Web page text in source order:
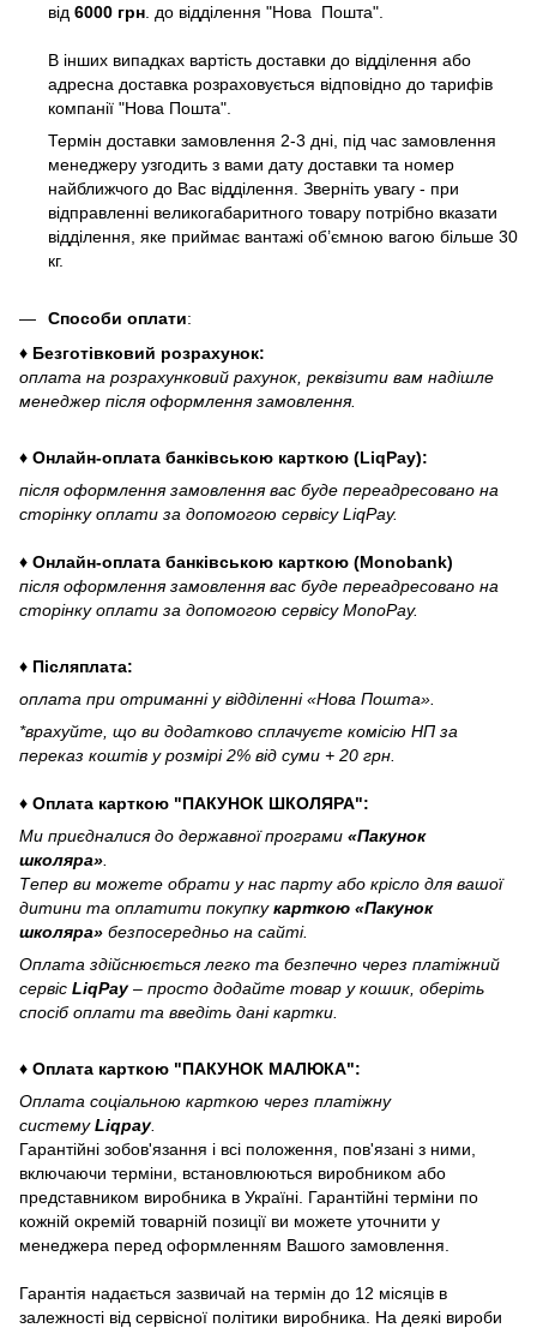
від 6000 грн . до відділення "Нова Пошта".
В інших випадках вартість доставки до відділення або
адресна доставка розраховується відповідно до тарифів
компанії "Нова Пошта".
Термін доставки замовлення 2-3 дні, під час замовлення
менеджеру узгодить з вами дату доставки та номер
найближчого до Вас відділення. Зверніть увагу - при
відправленні великогабаритного товару потрібно вказати
відділення, яке приймає вантажі об’ємною вагою більше 30
кг.
Способи оплати:
♦ Безготівковий розрахунок:
оплата на розрахунковий рахунок, реквізити вам надішле
менеджер після оформлення замовлення.
♦ Онлайн-оплата банківською карткою (LiqPay):
після оформлення замовлення вас буде переадресовано на
сторінку оплати за допомогою сервісу LiqPay.
♦ Онлайн-оплата банківською карткою (Monobank)
після оформлення замовлення вас буде переадресовано на
сторінку оплати за допомогою сервісу MonoPay.
♦ Післяплата:
оплата при отриманні у відділенні «Нова Пошта».
*врахуйте, що ви додатково сплачуєте комісію НП за
переказ коштів у розмірі 2% від суми + 20 грн.
♦ Оплата карткою "ПАКУНОК ШКОЛЯРА":
Ми приєдналися до державної програми «Пакунок
школяра»
Тепер ви можете обрати у нас парту або крісло для вашої
дитини та оплатити покупкукарткою «Пакунок
школяра» безпосередньо на сайті.
Оплата здійснюється легко та безпечно через платіжний
сервіс LiqPay– просто додайте товар у кошик, оберіть
спосіб оплати та введіть дані картки.
♦ Оплата карткою "ПАКУНОК МАЛЮКА":
Оплата соціальною карткою через платіжну
системуLiqpay.
Гарантійні зобов'язання і всі положення, пов'язані з ними,
включаючи терміни, встановлюються виробником або
представником виробника в Україні. Гарантійні терміни по
кожній окремій товарній позиції ви можете уточнити у
менеджера перед оформленням Вашого замовлення.
Гарантія надається зазвичай на термін до 12 місяців в
залежності від сервісної політики виробника. На деякі вироби